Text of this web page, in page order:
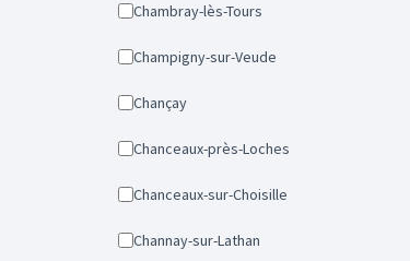
Chambray-lès-Tours
Champigny-sur-Veude
Chançay
Chanceaux-près-Loches
Chanceaux-sur-Choisille
Channay-sur-Lathan